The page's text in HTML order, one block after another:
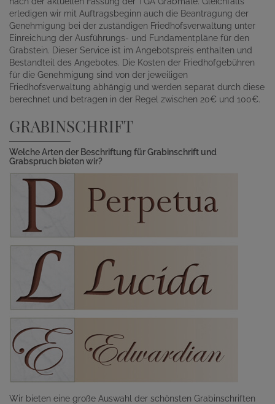
erledigen wir mit Auftragsbeginn auch die Beantragung der
Genehmigung bei der zuständigen Friedhofsverwaltung unter
Einreichung der Ausführungs- und Fundamentpläne für den
Grabstein. Dieser Service ist im Angebotspreis enthalten und
Bestandteil des Angebotes. Die Kosten der Friedhofgebühren
für die Genehmigung sind von der jeweiligen
Friedhofsverwaltung abhängig und werden separat durch diese
berechnet und betragen in der Regel zwischen 20€ und 100€.
GRABINSCHRIFT
Welche Arten der Beschriftung für Grabinschrift und
Grabspruch bieten wir?
Wir bieten eine große Auswahl der schönsten Grabinschriften